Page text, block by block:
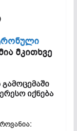
მკითხვე
იქნება